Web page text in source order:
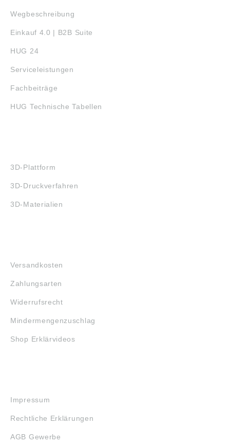
Wegbeschreibung
Einkauf 4.0 | B2B Suite
HUG 24
Serviceleistungen
Fachbeiträge
HUG Technische Tabellen
3D-Plattform
3D-Druckverfahren
3D-Materialien
Versandkosten
Zahlungsarten
Widerrufsrecht
Mindermengenzuschlag
Shop Erklärvideos
Impressum
Rechtliche Erklärungen
AGB Gewerbe